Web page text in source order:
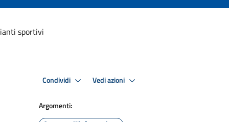
sportivi
Condividi Vedi azioni
Argomenti: